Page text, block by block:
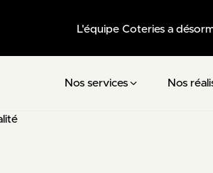
L'équipe Coteries a
Nos services Nos